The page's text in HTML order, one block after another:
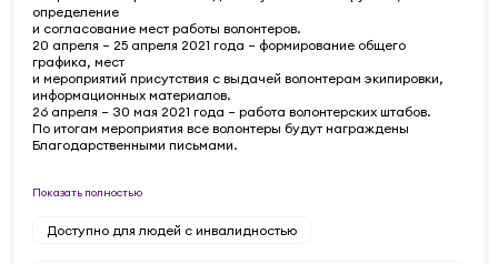
определение
и согласование мест работы волонтеров.
20 апреля – 25 апреля 2021 года – формирование общего
графика, мест
и мероприятий присутствия с выдачей волонтерам экипировки,
информационных материалов.
26 апреля – 30 мая 2021 года – работа волонтерских штабов.
По итогам мероприятия все волонтеры будут награждены
Благодарственными письмами.
Показать полностью
Доступно для людей с инвалидностью